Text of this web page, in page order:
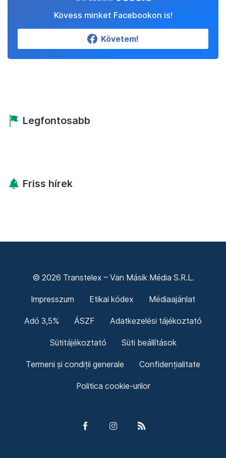
Kövess minket Facebookon is!
Követem!
Legfontosabb
Friss hírek
© 2026 Transtelex – Van Másik Média S.R.L.
Impresszum Etikai kódex Médiaajánlat
Adó 3,5% ÁSZF Adatkezelési tájékoztató
Sütitájékoztató Süti beállítások
Termeni și condiții generale Confidențialitate
Politica cookie-urilor